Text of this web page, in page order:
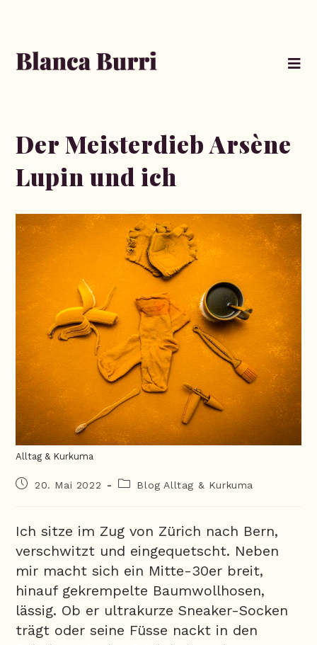
Der Meisterdieb Arsène
Lupin und ich
Alltag & Kurkuma
20. Mai 2022 Blog Alltag & Kurkuma
Ich sitze im Zug von Zürich nach Bern,
verschwitzt und eingequetscht. Neben
mir macht sich ein Mitte-30er breit,
hinauf gekrempelte Baumwollhosen,
lässig. Ob er ultrakurze Sneaker-Socken
trägt oder seine Füsse nackt in den